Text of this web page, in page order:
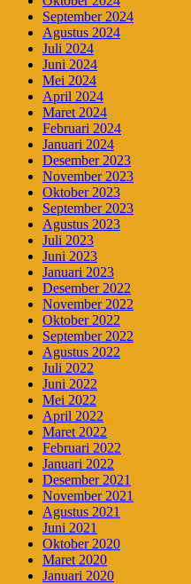
September 2024
Agustus 2024
Juli 2024
Juni 2024
Mei 2024
April 2024
Maret 2024
Februari 2024
Januari 2024
Desember 2023
November 2023
Oktober 2023
September 2023
Agustus 2023
Juli 2023
Juni 2023
Januari 2023
Desember 2022
November 2022
Oktober 2022
September 2022
Agustus 2022
Juli 2022
Juni 2022
Mei 2022
April 2022
Maret 2022
Februari 2022
Januari 2022
Desember 2021
November 2021
Agustus 2021
Juni 2021
Oktober 2020
Maret 2020
Januari 2020